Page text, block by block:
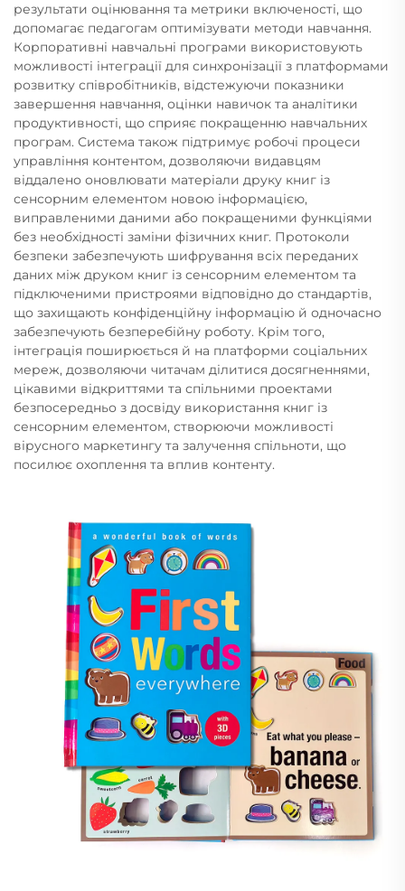
результати оцінювання та метрики включеності, що
допомагає педагогам оптимізувати методи навчання.
Корпоративні навчальні програми використовують
можливості інтеграції для синхронізації з платформами
розвитку співробітників, відстежуючи показники
завершення навчання, оцінки навичок та аналітики
продуктивності, що сприяє покращенню навчальних
програм. Система також підтримує робочі процеси
управління контентом, дозволяючи видавцям
віддалено оновлювати матеріали друку книг із
сенсорним елементом новою інформацією,
виправленими даними або покращеними функціями
без необхідності заміни фізичних книг. Протоколи
безпеки забезпечують шифрування всіх переданих
даних між друком книг із сенсорним елементом та
підключеними пристроями відповідно до стандартів,
що захищають конфіденційну інформацію й одночасно
забезпечують безперебійну роботу. Крім того,
інтеграція поширюється й на платформи соціальних
мереж, дозволяючи читачам ділитися досягненнями,
цікавими відкриттями та спільними проектами
безпосередньо з досвіду використання книг із
сенсорним елементом, створюючи можливості
вірусного маркетингу та залучення спільноти, що
посилює охоплення та вплив контенту.